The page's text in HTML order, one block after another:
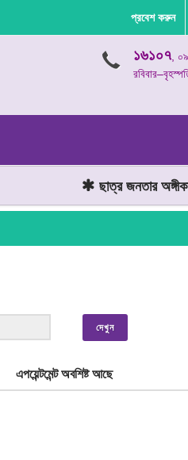
প্রবেশ করুন
১৬১০৭,
ছাত্র জনতার
দেখুন
এপয়েন্টমেন্ট অবশিষ্ট আছে